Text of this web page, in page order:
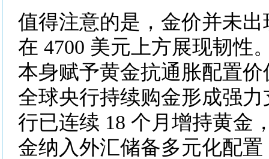
值得注意的是，金价并未
在 4700 美元上方展现韧性
本身赋予黄金抗通胀配置
全球央行持续购金形成强
行已连续 18 个月增持黄金
金纳入外汇储备多元化配